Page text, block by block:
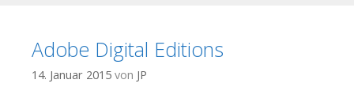
Adobe Digital Editions
14. Januar 2015 von JP